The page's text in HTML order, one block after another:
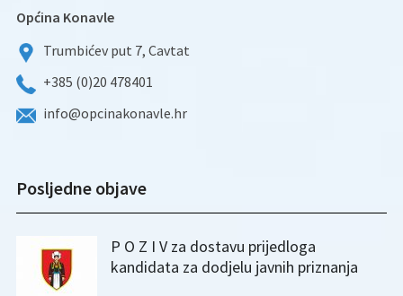
Općina Konavle
Trumbićev put 7, Cavtat
+385 (0)20 478401
info@opcinakonavle.hr
Posljedne objave
P O Z I V za dostavu prijedloga
kandidata za dodjelu javnih priznanja